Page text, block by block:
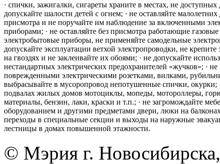
· спички, зажигалки, сигареты храните в местах, не доступных
допускайте шалости детей с огнем; · не оставляйте малолетних
присмотра и не поручайте им наблюдение за включенными
приборами; · не оставляйте без присмотра работающие
электробытовые приборы, не применяйте самодельные
допускайте эксплуатации ветхой электропроводки, не крепите
на гвоздях и не заклеивайте их обоями; · не допускайте
нестандартных электрических предохранителей «жучков»; · не
поврежденными электрическими розетками, вилками,
выбрасывайте в мусоропровод непотушенные спички, окурки;
подвалах жилых домов мотоциклы, мопеды, мотороллеры,
материалы, бензин, лаки, краски и т.п.; · не загромождайте
оборудованием и другими предметами двери, люки на
переходы в специальные секции и выходы на наружные
лестницы в домах повышенной этажности.
© Мэрия г.